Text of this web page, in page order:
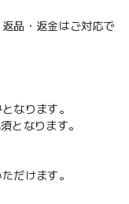
品・返金はご対応で
なります。
となります。
だけます。